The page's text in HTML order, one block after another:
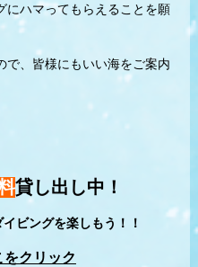
にハマってもらえることを願
で、皆様にもいい海をご案内
貸し出し中！
ビングを楽しもう！！
クリック